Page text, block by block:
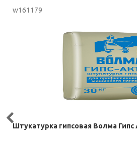
w161179
Штукатурка гипсовая Волма Гипс